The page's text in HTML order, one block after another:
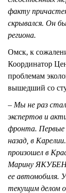
факту
скрывался. Он
региона.
Омск, к
Координатор
проблемам
вышедший со
– Мы не раз
экспертов и
фронта. Первые
назад, в
произошел в
Марину
ее автомобиля.
текущим делом о